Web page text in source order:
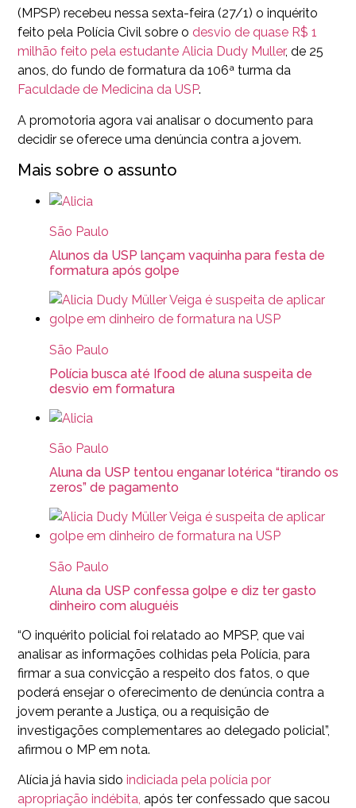
(MPSP) recebeu nessa sexta-feira (27/1) o inquérito
feito pela Polícia Civil sobre o desvio de quase R$ 1
milhão feito pela estudante Alicia Dudy Muller, de 25
anos, do fundo de formatura da 106ª turma da
Faculdade de Medicina da USP.
A promotoria agora vai analisar o documento para
decidir se oferece uma denúncia contra a jovem.
Mais sobre o assunto
São Paulo
Alunos da USP lançam vaquinha para festa de
formatura após golpe
São Paulo
Polícia busca até Ifood de aluna suspeita de
desvio em formatura
São Paulo
Aluna da USP tentou enganar lotérica “tirando os
zeros” de pagamento
São Paulo
Aluna da USP confessa golpe e diz ter gasto
dinheiro com aluguéis
“O inquérito policial foi relatado ao MPSP, que vai
analisar as informações colhidas pela Polícia, para
firmar a sua convicção a respeito dos fatos, o que
poderá ensejar o oferecimento de denúncia contra a
jovem perante a Justiça, ou a requisição de
investigações complementares ao delegado policial”,
afirmou o MP em nota.
Alícia já havia sido indiciada pela polícia por
apropriação indébita, após ter confessado que sacou